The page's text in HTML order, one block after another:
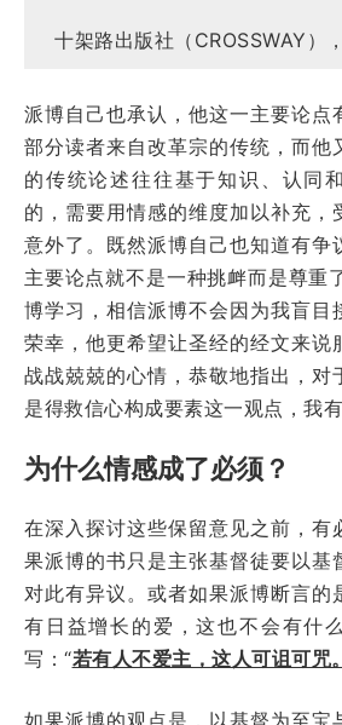
十架路出版社（CROSSWAY）
派博自己也承认，他这一主要论点
部分读者来自改革宗的传统，而他
的传统论述往往基于知识、认同
的，需要用情感的维度加以补充，
意外了。既然派博自己也知道有争
主要论点就不是一种挑衅而是尊重
博学习，相信派博不会因为我盲目
荣幸，他更希望让圣经的经文来说
战战兢兢的心情，恭敬地指出，对
是得救信心构成要素这一观点，我有
为什么情感成了必须？
在深入探讨这些保留意见之前，有
果派博的书只是主张基督徒要以基
对此有异议。或者如果派博断言的
有日益增长的爱，这也不会有什
写：“若有人不爱主，这人可诅可咒。
如果派博的观点是，以基督为至宝